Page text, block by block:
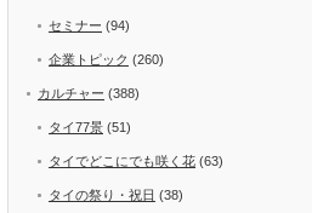
セミナー (94)
企業トピック (260)
カルチャー (388)
タイ77景 (51)
タイでどこにでも咲く花 (63)
タイの祭り・祝日 (38)